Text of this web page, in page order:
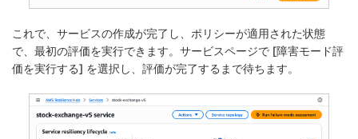
これで、サービスの作成が完了し、ポリシーが適用された状態
で、最初の評価を実行できます。サービスページで [障害モード評
価を実行する] を選択し、評価が完了するまで待ちます。